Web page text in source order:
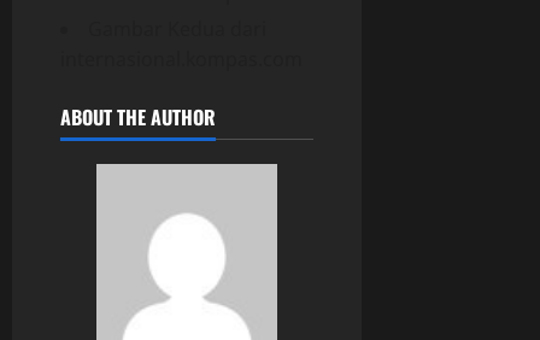
ABOUT THE AUTHOR